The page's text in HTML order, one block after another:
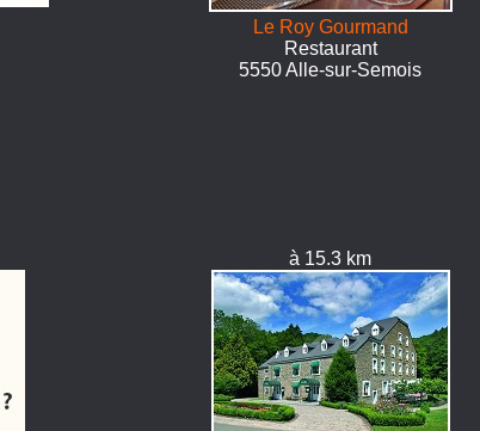
Le Roy Gourmand
Restaurant
5550 Alle-sur-Semois
à 15.3 km